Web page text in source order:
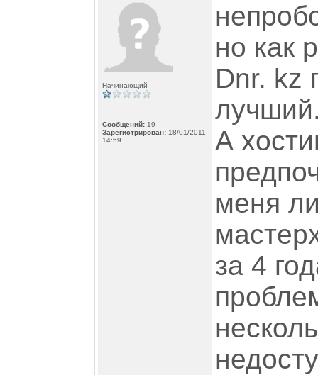
Начинающий
Сообщений: 19
Зарегистрирован: 18/01/2011
14:59
но как
Dnr. kz
А
меня
за 4